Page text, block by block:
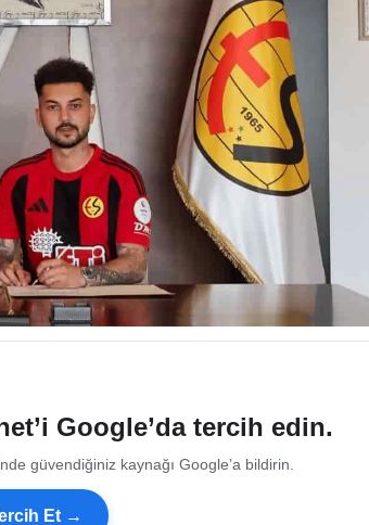
Google’da tercih edin.
güvendiğiniz kaynağı Google’a bildirin.
Et →